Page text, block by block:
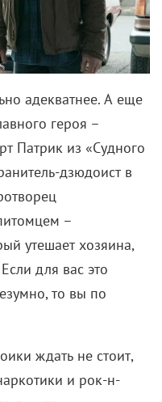
героя –
Патрик из
«Судного
дзюдоист в
–
утешает хозяина,
для вас это
то вы по
ждать не стоит,
и рок-н-
пункта
притворяется
эпизод преподносит
от Сины. В